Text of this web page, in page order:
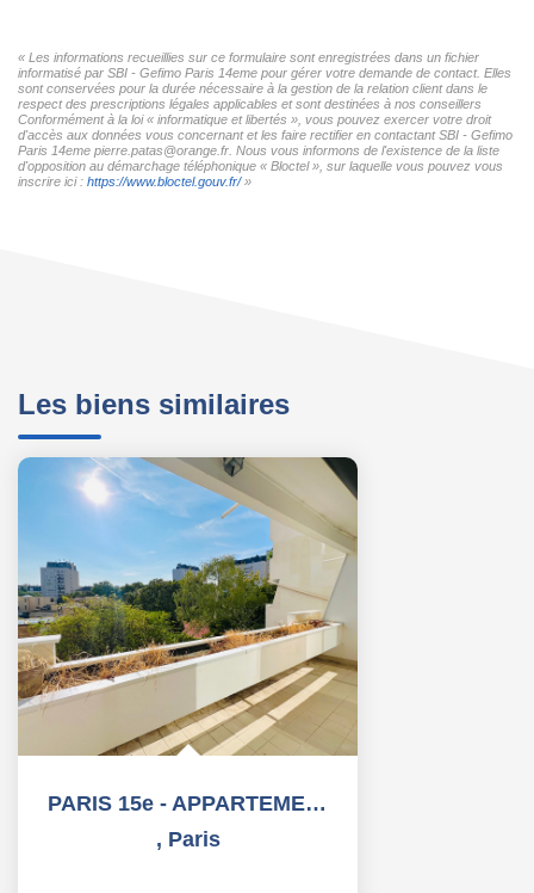
« Les informations recueillies sur ce formulaire sont enregistrées dans un fichier
informatisé par SBI - Gefimo Paris 14eme pour gérer votre demande de contact. Elles
sont conservées pour la durée nécessaire à la gestion de la relation client dans le
respect des prescriptions légales applicables et sont destinées à nos conseillers
Conformément à la loi « informatique et libertés », vous pouvez exercer votre droit
d'accès aux données vous concernant et les faire rectifier en contactant SBI - Gefimo
Paris 14eme pierre.patas@orange.fr. Nous vous informons de l'existence de la liste
d'opposition au démarchage téléphonique « Bloctel », sur laquelle vous pouvez vous
inscrire ici : https://www.bloctel.gouv.fr/»
Les biens similaires
PARIS 15e - APPARTEMENT 2 PIECES AVEC BALCON + PARKING -...
, Paris